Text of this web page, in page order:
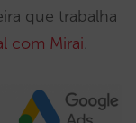
que trabalha
com Mirai.